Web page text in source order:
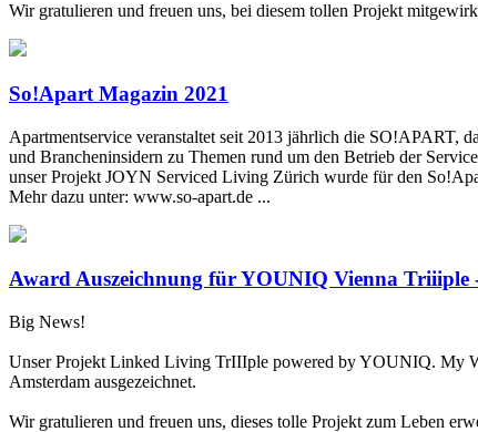
Wir gratulieren und freuen uns, bei diesem tollen Projekt
So!Apart Magazin 2021
Apartmentservice veranstaltet seit 2013 jährlich die SO!APART,
und Brancheninsidern zu Themen rund um den Betrieb der
unser Projekt JOYN Serviced Living Zürich wurde für den
Mehr dazu unter: www.so-apart.de ...
Award Auszeichnung für YOUNIQ Vienna Triiiple
Big News!
Unser Projekt Linked Living TrIIIple powered by YOUNIQ. My
Amsterdam ausgezeichnet.
Wir gratulieren und freuen uns, dieses tolle Projekt zum Leben